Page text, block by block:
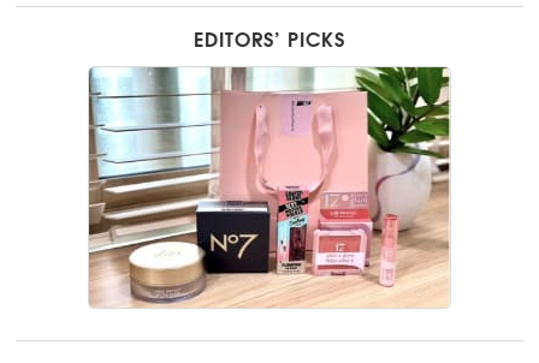
EDITORS’ PICKS